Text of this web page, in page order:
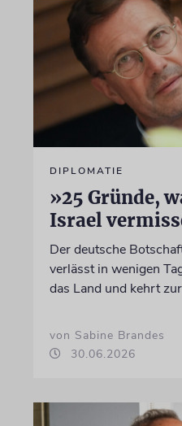
DIPLOMATIE
»25 Gründe,
Israel
Der deutsche
verlässt in wenigen
das Land und kehrt
von Sabine Brandes
30.06.2026